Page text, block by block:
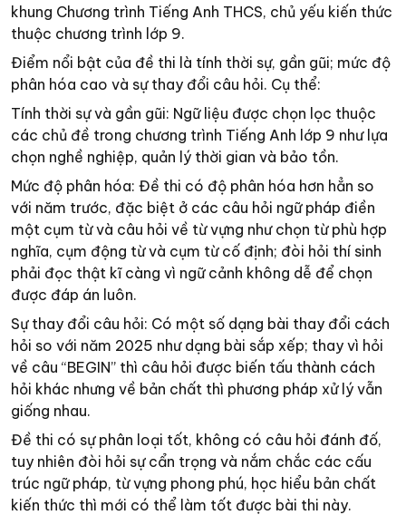
khung Chương trình Tiếng Anh THCS, chủ yếu kiến thức
thuộc chương trình lớp 9.
Điểm nổi bật của đề thi là tính thời sự, gần gũi; mức độ
phân hóa cao và sự thay đổi câu hỏi. Cụ thể:
Tính thời sự và gần gũi: Ngữ liệu được chọn lọc thuộc
các chủ đề trong chương trình Tiếng Anh lớp 9 như lựa
chọn nghề nghiệp, quản lý thời gian và bảo tồn.
Mức độ phân hóa: Đề thi có độ phân hóa hơn hẳn so
với năm trước, đặc biệt ở các câu hỏi ngữ pháp điền
một cụm từ và câu hỏi về từ vựng như chọn từ phù hợp
nghĩa, cụm động từ và cụm từ cố định; đòi hỏi thí sinh
phải đọc thật kĩ càng vì ngữ cảnh không dễ để chọn
được đáp án luôn.
Sự thay đổi câu hỏi: Có một số dạng bài thay đổi cách
hỏi so với năm 2025 như dạng bài sắp xếp; thay vì hỏi
về câu “BEGIN” thì câu hỏi được biến tấu thành cách
hỏi khác nhưng về bản chất thì phương pháp xử lý vẫn
giống nhau.
Đề thi có sự phân loại tốt, không có câu hỏi đánh đố,
tuy nhiên đòi hỏi sự cẩn trọng và nắm chắc các cấu
trúc ngữ pháp, từ vựng phong phú, học hiểu bản chất
kiến thức thì mới có thể làm tốt được bài thi này.